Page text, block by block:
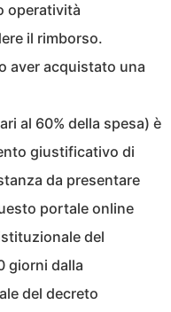
operatività
il rimborso.
aver acquistato una
al 60% della spesa) è
giustificativo di
da presentare
portale online
del
giorni dalla
del decreto